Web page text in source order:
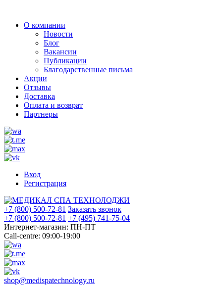
О компании
Новости
Блог
Вакансии
Публикации
Благодарственные письма
Акции
Отзывы
Доставка
Оплата и возврат
Партнеры
Вход
Регистрация
+7 (800) 500-72-81 Заказать звонок
+7 (800) 500-72-81 +7 (495) 741-75-04
Интернет-магазин: ПН-ПТ
Call-centre: 09:00-19:00
shop@medispatechnology.ru